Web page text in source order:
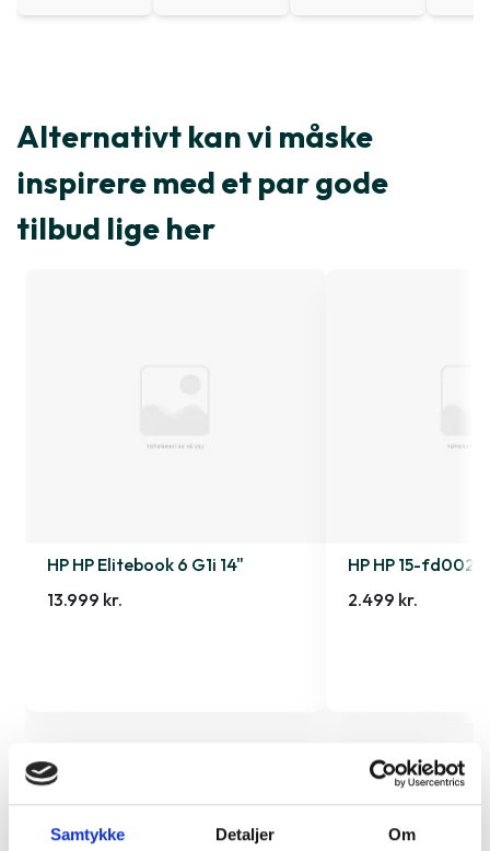
Samtykke Detaljer Om
Alternativt kan vi måske
inspirere med et par gode
tilbud lige her
HP HP Elitebook 6 G1i 14"
13.999 kr.
HP HP 15-
2.499 kr.